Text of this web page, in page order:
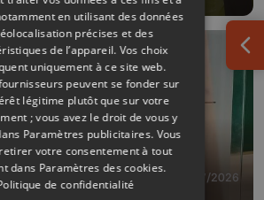
17/07/2026
en utilisant des données
précises et des
de l’appareil. Vos choix
uniquement à ce site web.
peuvent se fonder sur
légitime plutôt que sur votre
; vous avez le droit de vous y
Paramètres publicitaires. Vous
votre consentement à tout
dans Paramètres des cookies.
de confidentialité